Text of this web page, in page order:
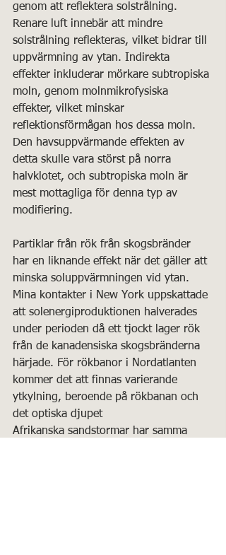
genom att reflektera solstrålning.
Renare luft innebär att mindre
solstrålning reflekteras, vilket bidrar till
uppvärmning av ytan. Indirekta
effekter inkluderar mörkare subtropiska
moln, genom molnmikrofysiska
effekter, vilket minskar
reflektionsförmågan hos dessa moln.
Den havsuppvärmande effekten av
detta skulle vara störst på norra
halvklotet, och subtropiska moln är
mest mottagliga för denna typ av
modifiering.
Partiklar från rök från skogsbränder
har en liknande effekt när det gäller att
minska soluppvärmningen vid ytan.
Mina kontakter i New York uppskattade
att solenergiproduktionen halverades
under perioden då ett tjockt lager rök
från de kanadensiska skogsbränderna
härjade. För rökbanor i Nordatlanten
kommer det att finnas varierande
ytkylning, beroende på rökbanan och
det optiska djupet
Afrikanska sandstormar har samma